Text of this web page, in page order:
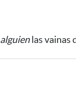
alguienlas vainas